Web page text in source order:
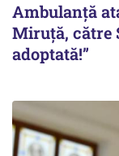
Ambulanță
Miruţă, către
adoptată!”